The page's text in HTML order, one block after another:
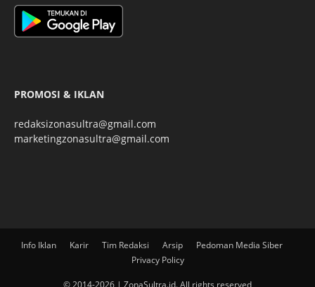
PROMOSI & IKLAN
redaksizonasultra@gmail.com
marketingzonasultra@gmail.com
Info Iklan Karir Tim Redaksi Arsip
Pedoman Media Siber
Privacy Policy